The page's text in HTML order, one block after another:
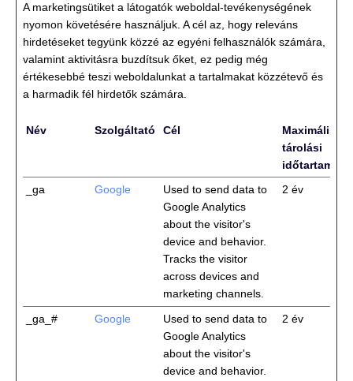
A marketingsütiket a látogatók weboldal-tevékenységének
nyomon követésére használjuk. A cél az, hogy releváns
hirdetéseket tegyünk közzé az egyéni felhasználók számára,
valamint aktivitásra buzdítsuk őket, ez pedig még
értékesebbé teszi weboldalunkat a tartalmakat közzétevő és
a harmadik fél hirdetők számára.
Név Szolgáltató Cél
Maximális
tárolási
időtartam
_ga
Google
Used to send data to
Google Analytics
about the visitor's
device and behavior.
Tracks the visitor
across devices and
marketing channels.
2 év
_ga_# Google
Used to send data to
Google Analytics
about the visitor's
device and behavior.
2 év